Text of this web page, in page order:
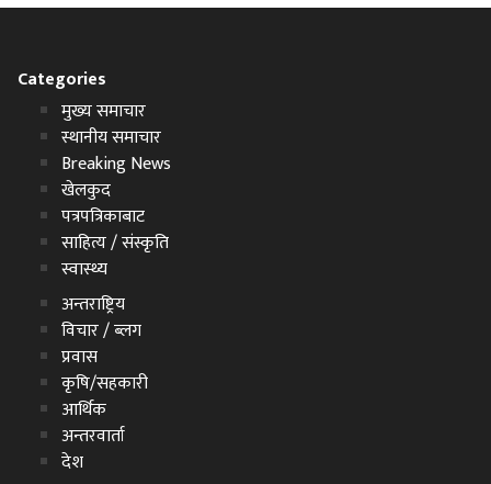
Categories
मुख्य समाचार
स्थानीय समाचार
Breaking News
खेलकुद
पत्रपत्रिकाबाट
साहित्य / संस्कृति
स्वास्थ्य
अन्तराष्ट्रिय
विचार / ब्लग
प्रवास
कृषि/सहकारी
आर्थिक
अन्तरवार्ता
देश